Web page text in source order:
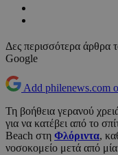
Δες περισσότερα άρθρα
Google
Add philenews.com
Τη βοήθεια γερανού
για να κατέβει από το
Beach στη Φλόριντα,
νοσοκομείο μετά από